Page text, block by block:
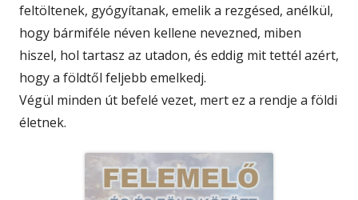
feltöltenek, gyógyítanak, emelik a rezgésed, anélkül,
hogy bármiféle néven kellene nevezned, miben
hiszel, hol tartasz az utadon, és eddig mit tettél azért,
hogy a földtől feljebb emelkedj.
Végül minden út befelé vezet, mert ez a rendje a földi
életnek.